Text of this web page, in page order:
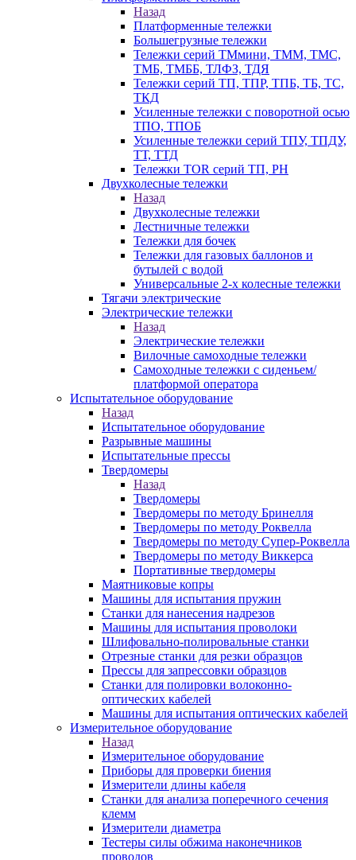
Назад
Платформенные тележки
Большегрузные тележки
Тележки серий ТМмини, ТММ, ТМС,
ТМБ, ТМББ, ТЛФЗ, ТДЯ
Тележки серий ТП, ТПР, ТПБ, ТБ, ТС,
ТКД
Усиленные тележки с поворотной осью
ТПО, ТПОБ
Усиленные тележки серий ТПУ, ТПДУ,
ТТ, ТТД
Тележки TOR серий ТП, PH
Двухколесные тележки
Назад
Двухколесные тележки
Лестничные тележки
Тележки для бочек
Тележки для газовых баллонов и
бутылей с водой
Универсальные 2-х колесные тележки
Тягачи электрические
Электрические тележки
Назад
Электрические тележки
Вилочные самоходные тележки
Самоходные тележки с сиденьем/
платформой оператора
Испытательное оборудование
Назад
Испытательное оборудование
Разрывные машины
Испытательные прессы
Твердомеры
Назад
Твердомеры
Твердомеры по методу Бринелля
Твердомеры по методу Роквелла
Твердомеры по методу Супер-Роквелла
Твердомеры по методу Виккерса
Портативные твердомеры
Маятниковые копры
Машины для испытания пружин
Станки для нанесения надрезов
Машины для испытания проволоки
Шлифовально-полировальные станки
Отрезные станки для резки образцов
Прессы для запрессовки образцов
Станки для полировки волоконно-
оптических кабелей
Машины для испытания оптических кабелей
Измерительное оборудование
Назад
Измерительное оборудование
Приборы для проверки биения
Измерители длины кабеля
Станки для анализа поперечного сечения
клемм
Измерители диаметра
Тестеры силы обжима наконечников
проводов